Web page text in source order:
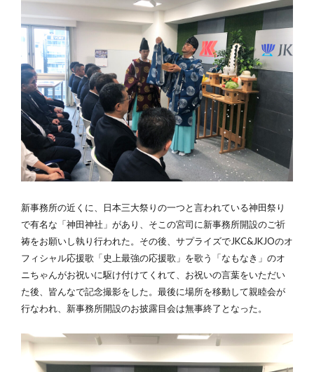
新事務所の近くに、日本三大祭りの一つと言われている神田祭り
で有名な「神田神社」があり、そこの宮司に新事務所開設のご祈
祷をお願いし執り行われた。その後、サプライズでJKC&JKJOのオ
フィシャル応援歌「史上最強の応援歌」を歌う「なもなき」のオ
ニちゃんがお祝いに駆け付けてくれて、お祝いの言葉をいただい
た後、皆んなで記念撮影をした。最後に場所を移動して親睦会が
行なわれ、新事務所開設のお披露目会は無事終了となった。